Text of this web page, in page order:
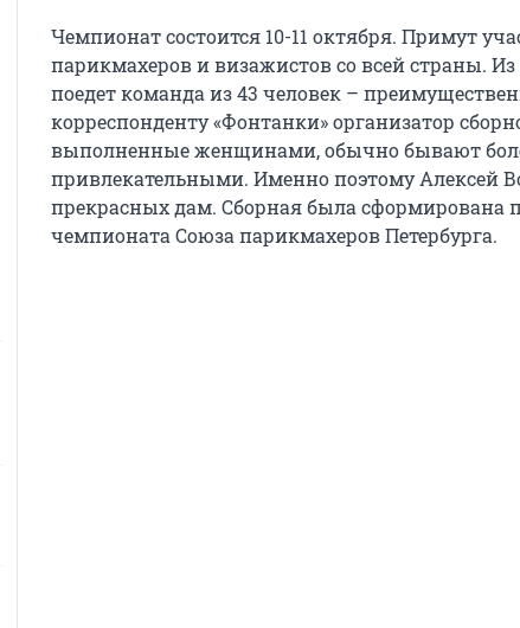
Чемпионат состоится 10-11 октября. Примут
парикмахеров и визажистов со всей страны.
поедет команда из 43 человек –
корреспонденту «Фонтанки» организатор
выполненные женщинами, обычно бывают
привлекательными. Именно поэтому Алексей
прекрасных дам. Сборная была сформирована
чемпионата Союза парикмахеров Петербурга.